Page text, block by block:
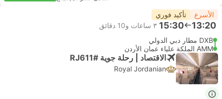
الأسرع تأكيد فوري
13:20
15:30 ٣ ساعات و‫10 دقائق
DXB مطار دبي الدولي
AMM الملكة علياء عمان الأردن
الاقتصاد | رحلة جوية #RJ611
Royal Jordanian